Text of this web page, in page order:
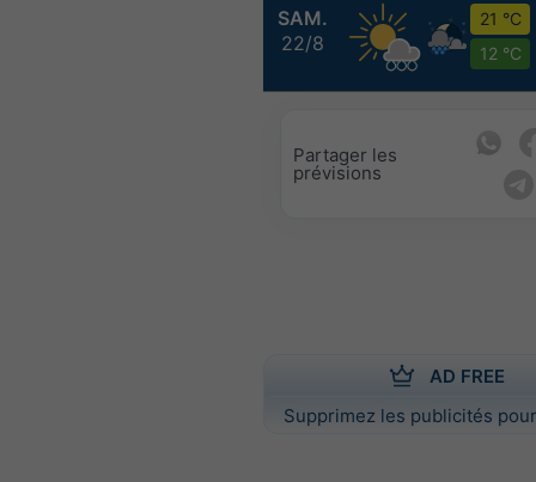
SAM.
22/8
21 °C
12 °C
Partager les
prévisions
AD FREE
Supprimez les publicités